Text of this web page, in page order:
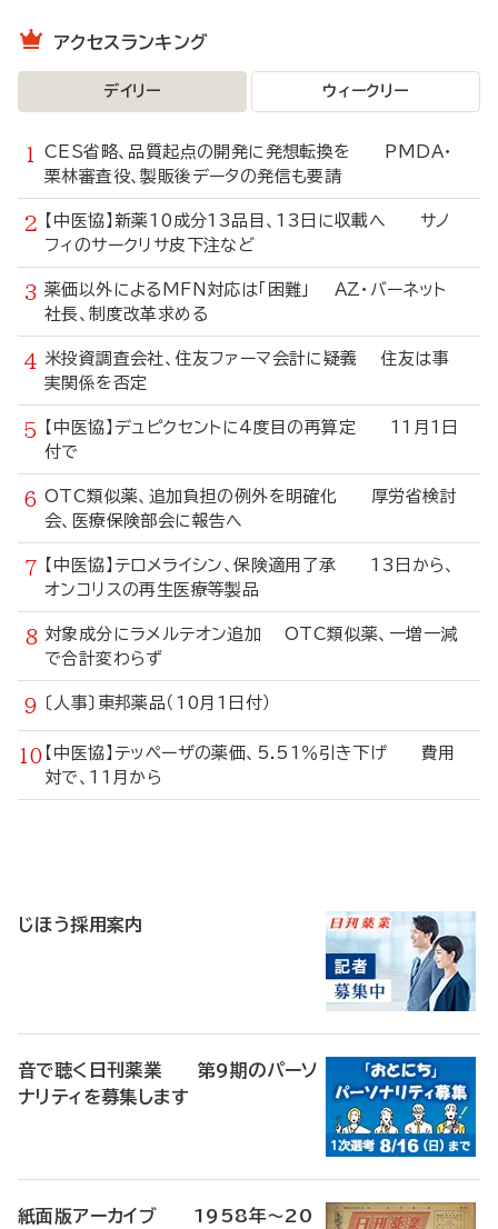
アクセスランキング
デイリー ウィークリー
CES省略、品質起点の開発に発想転換を PMDA・
栗林審査役、製販後データの発信も要請
【中医協】新薬10成分13品目、13日に収載へ サノ
フィのサークリサ皮下注など
薬価以外によるMFN対応は「困難」 AZ・バーネット
社長、制度改革求める
米投資調査会社、住友ファーマ会計に疑義 住友は事
実関係を否定
【中医協】デュピクセントに4度目の再算定 11月1日
付で
OTC類似薬、追加負担の例外を明確化 厚労省検討
会、医療保険部会に報告へ
【中医協】テロメライシン、保険適用了承 13日から、
オンコリスの再生医療等製品
対象成分にラメルテオン追加 OTC類似薬、一増一減
で合計変わらず
〔人事〕東邦薬品（10月1日付）
【中医協】テッペーザの薬価、5.51％引き下げ 費用
対で、11月から
じほう採用案内
音で聴く日刊薬業 第9期のパーソ
ナリティを募集します
紙面版アーカイブ 1958年～20